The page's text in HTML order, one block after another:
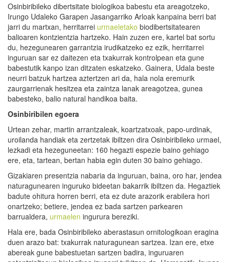
Osinbiribileko dibertsitate biologikoa babestu eta areagotzeko,
Irungo Udaleko Garapen Jasangarriko Arloak kanpaina berri bat
jarri du martxan, herritarrei urmaeletako biodibertsitatearen
balioaren kontzientzia hartzeko. Hain zuzen ere, kartel bat sortu
du, hezegunearen garrantzia irudikatzeko ez ezik, herritarrei
inguruan sar ez daitezen eta txakurrak kontrolpean eta gune
babestutik kanpo izan ditzaten eskatzeko. Gainera, Udala beste
neurri batzuk hartzea aztertzen ari da, hala nola eremurik
zaurgarrienak hesitzea eta zaintza lanak areagotzea, gunea
babesteko, balio natural handikoa baita.
Osinbiribilen egoera
Urtean zehar, martin arrantzaleak, koartzatxoak, papo-urdinak,
uroilanda handiak eta zertzetak ibiltzen dira Osinbiribileko urmael,
lezkadi eta hezeguneetan: 160 hegazti espezie baino gehiago
ere, eta, tartean, bertan habia egin duten 30 baino gehiago.
Gizakiaren presentzia nabaria da inguruan, baina, oro har, jendea
naturagunearen inguruko bideetan bakarrik ibiltzen da. Hegaztiek
badute ohitura horren berri, eta ez dute arazorik erabilera hori
onartzeko; betiere, jendea ez bada sartzen parkearen
barrualdera, urmaelen ingurura bereziki.
Hala ere, bada Osinbiribileko aberastasun ornitologikoan eragina
duen arazo bat: txakurrak naturagunean sartzea. Izan ere, etxe
abereak gune babestuetan sartzen badira, inguruaren